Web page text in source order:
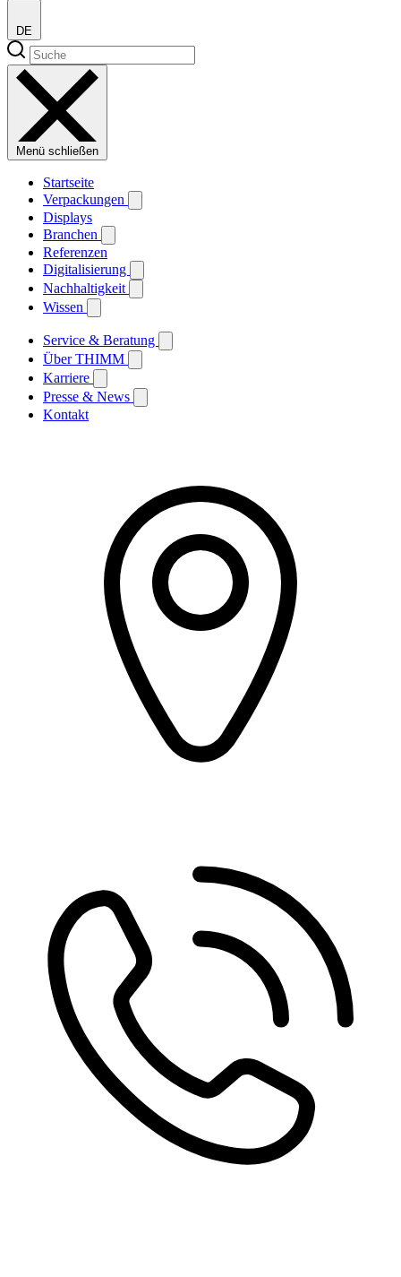
DE
Menü schließen
Startseite
Verpackungen
Displays
Branchen
Referenzen
Digitalisierung
Nachhaltigkeit
Wissen
Service & Beratung
Über THIMM
Karriere
Presse & News
Kontakt